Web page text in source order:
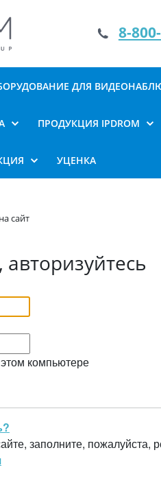
8-
ДЛЯ
ПРОДУКЦИЯ IPDROM
УЦЕНКА
сайт
компьютере
заполните, пожалуйста,